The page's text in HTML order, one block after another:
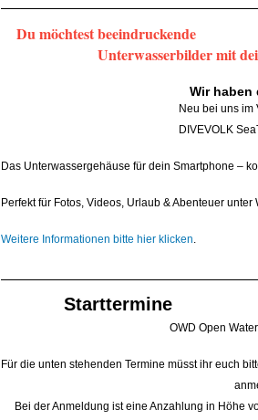
Du möchtest beeindruckende
Unterwasserbilder mit
Wir haben
Neu bei uns im
DIVEVOLK
Das Unterwassergehäuse für dein Smartphone –
Perfekt für Fotos, Videos, Urlaub & Abenteuer unter
Weitere Informationen bitte hier klicken.
Starttermine
OWD Open
Für die unten stehenden Termine müsst ihr euch
Bei der Anmeldung ist eine Anzahlung in Höhe